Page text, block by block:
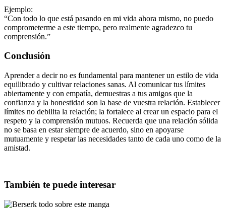
Ejemplo:
“Con todo lo que está pasando en mi vida ahora mismo, no puedo
comprometerme a este tiempo, pero realmente agradezco tu
comprensión.”
Conclusión
Aprender a decir no es fundamental para mantener un estilo de vida
equilibrado y cultivar relaciones sanas. Al comunicar tus límites
abiertamente y con empatía, demuestras a tus amigos que la
confianza y la honestidad son la base de vuestra relación. Establecer
límites no debilita la relación; la fortalece al crear un espacio para el
respeto y la comprensión mutuos. Recuerda que una relación sólida
no se basa en estar siempre de acuerdo, sino en apoyarse
mutuamente y respetar las necesidades tanto de cada uno como de la
amistad.
También te puede interesar